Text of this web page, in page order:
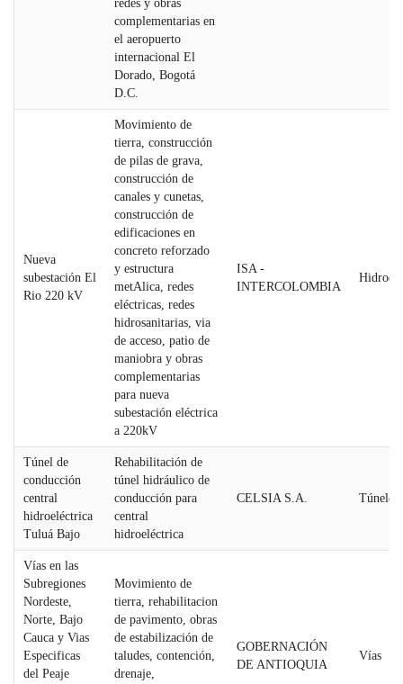
redes y obras
complementarias en
el aeropuerto
internacional El
Dorado, Bogotá
D.C.
Nueva
subestación El
Rio 220 kV
Movimiento de
tierra, construcción
de pilas de grava,
construcción de
canales y cunetas,
construcción de
edificaciones en
concreto reforzado
y estructura
metAlica, redes
eléctricas, redes
hidrosanitarias, via
de acceso, patio de
maniobra y obras
complementarias
para nueva
subestación eléctrica
a 220kV
ISA -
INTERCOLOMBIA
Túnel de
conducción
central
hidroeléctrica
Tuluá Bajo
Rehabilitación de
túnel hidráulico de
conducción para
central
hidroeléctrica
CELSIA S.A. Túneles
Vías en las
Subregiones
Nordeste,
Norte, Bajo
Cauca y Vias
Especificas
del Peaje
Movimiento de
tierra, rehabilitacion
de pavimento, obras
de estabilización de
taludes, contención,
drenaje,
GOBERNACIÓN
DE ANTIOQUIA
Vías